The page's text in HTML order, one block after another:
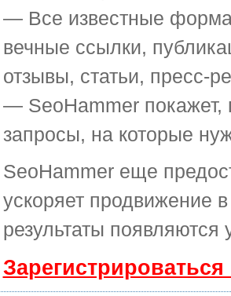
— Все известные
вечные ссылки,
отзывы, статьи, пресс-
— SeoHammer покажет,
запросы, на которые
SeoHammer еще
ускоряет продвижение
результаты